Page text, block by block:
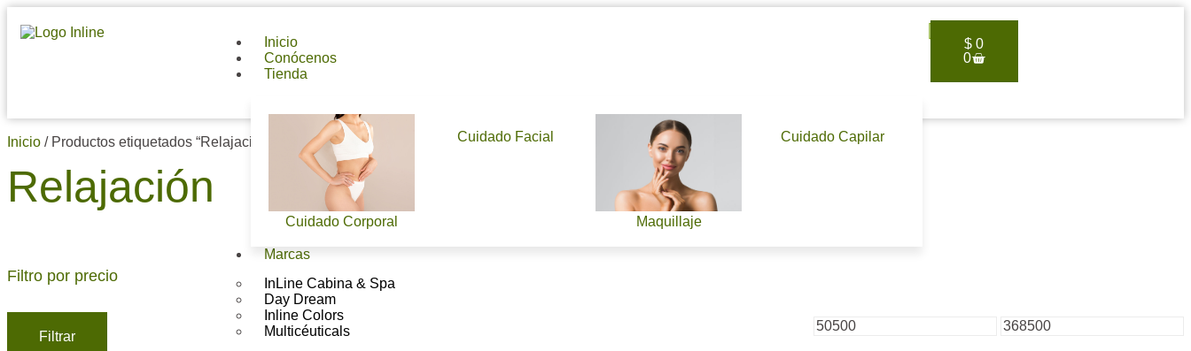
Inicio
Conócenos
Tienda
Cuidado Corporal
Cuidado Facial
Maquillaje
Cuidado Capilar
Marcas
InLine Cabina & Spa
Day Dream
Inline Colors
Multicéuticals
$ 0
0
Inicio / Productos etiquetados “Relajación”
Relajación
Filtro por precio
Filtrar